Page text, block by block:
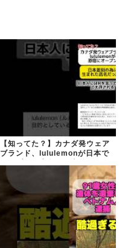
【知ってた？】カナダ発ウェア
ブランド、lululemonが日本で